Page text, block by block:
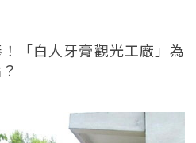
「白人牙膏觀光工廠」為